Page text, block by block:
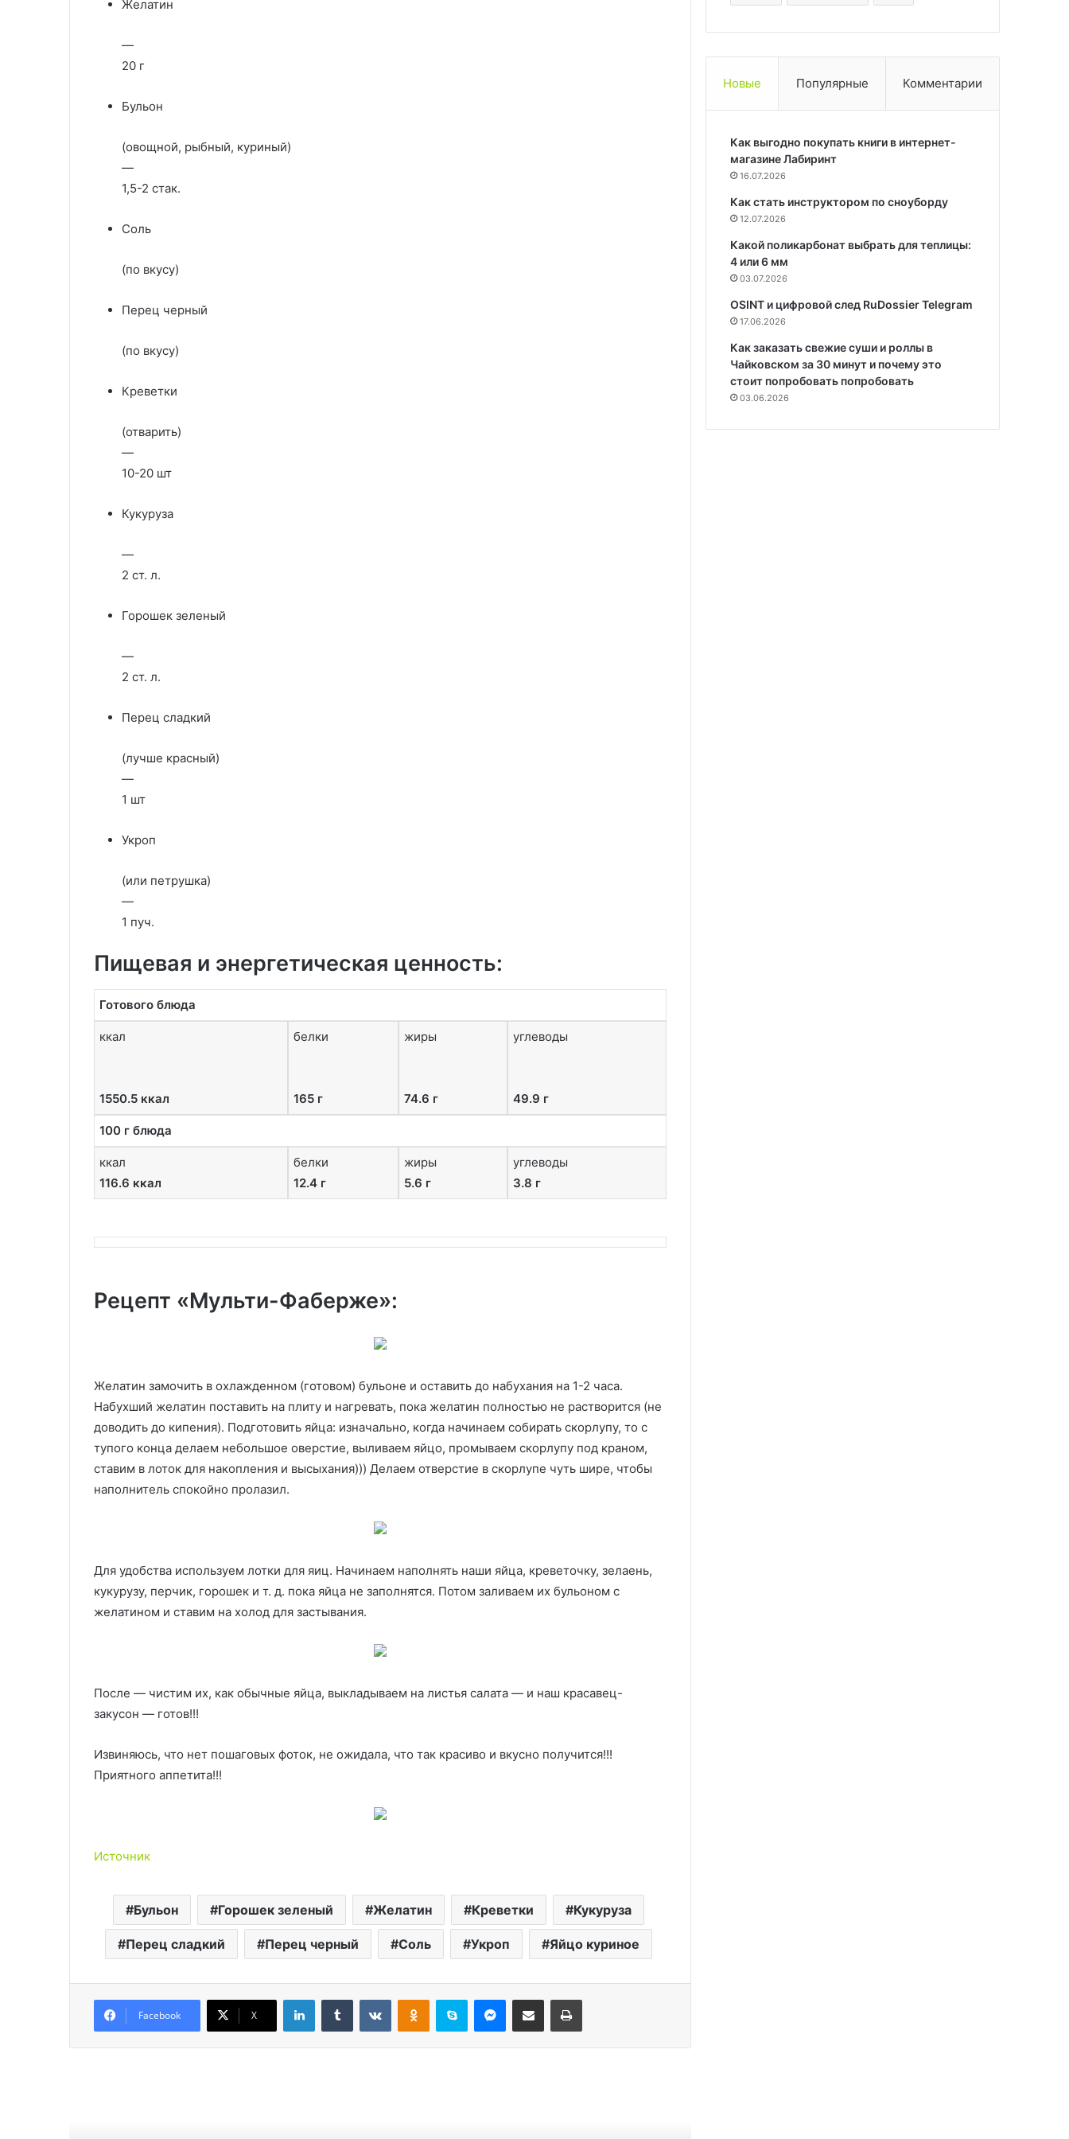
Желатин
—
20 г
Бульон
(овощной, рыбный, куриный)
—
1,5-2 стак.
Соль
(по вкусу)
Перец черный
(по вкусу)
Креветки
(отварить)
—
10-20 шт
Кукуруза
—
2 ст. л.
Горошек зеленый
—
2 ст. л.
Перец сладкий
(лучше красный)
—
1 шт
Укроп
(или петрушка)
—
1 пуч.
Пищевая и энергетическая ценность:
Готового блюда
ккал
1550.5 ккал
белки
165 г
жиры
74.6 г
углеводы
49.9 г
100 г блюда
ккал
116.6 ккал
белки
12.4 г
жиры
5.6 г
углеводы
3.8 г
Рецепт «Мульти-Фаберже»:
Желатин замочить в охлажденном (готовом) бульоне и оставить до набухания на 1-2 часа.
Набухший желатин поставить на плиту и нагревать, пока желатин полностью не растворится (не
доводить до кипения). Подготовить яйца: изначально, когда начинаем собирать скорлупу, то с
тупого конца делаем небольшое оверстие, выливаем яйцо, промываем скорлупу под краном,
ставим в лоток для накопления и высыхания))) Делаем отверстие в скорлупе чуть шире, чтобы
наполнитель спокойно пролазил.
Для удобства используем лотки для яиц. Начинаем наполнять наши яйца, креветочку, зелаень,
кукурузу, перчик, горошек и т. д. пока яйца не заполнятся. Потом заливаем их бульоном с
желатином и ставим на холод для застывания.
После — чистим их, как обычные яйца, выкладываем на листья салата — и наш красавец-
закусон — готов!!!
Извиняюсь, что нет пошаговых фоток, не ожидала, что так красиво и вкусно получится!!!
Приятного аппетита!!!
Источник
Бульон Горошек зеленый Желатин Креветки Кукуруза
Перец сладкий Перец черный Соль Укроп Яйцо куриное
Facebook X
LinkedInTumblr ВконтактеОдноклассники
Skype Messenger
Поделиться через электронную почту Печатать
Новые Популярные Комментарии
Как выгодно покупать книги в интернет-
магазине Лабиринт
16.07.2026
Как стать инструктором по сноуборду
12.07.2026
Какой поликарбонат выбрать для теплицы:
4 или 6 мм
03.07.2026
OSINT и цифровой след RuDossier Telegram
17.06.2026
Как заказать свежие суши и роллы в
Чайковском за 30 минут и почему это
стоит попробовать попробовать
03.06.2026